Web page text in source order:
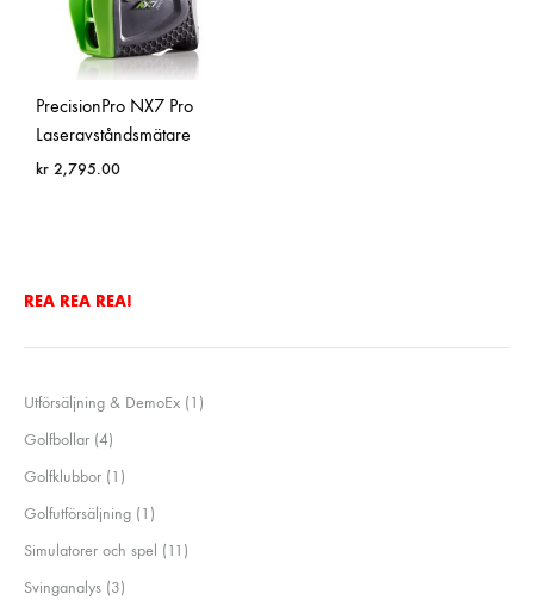
PrecisionPro NX7 Pro
Laseravståndsmätare
kr 2,795.00
REA REA REA!
Utförsäljning & DemoEx 1 1
Golfbollar 44
Golfklubbor 1 1
Golfutförsäljning 1 1
Simulatorer och spel 11 11
Svinganalys 33